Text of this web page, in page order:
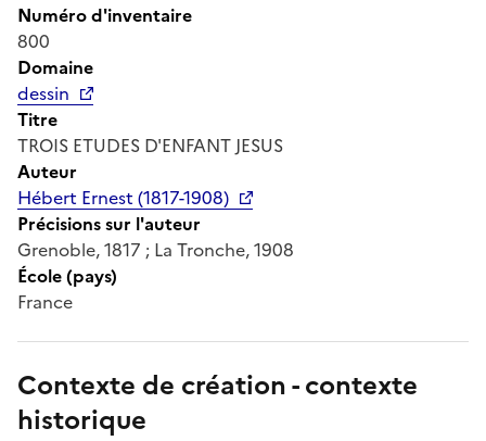
Numéro d'inventaire
800
Domaine
dessin
Titre
TROIS ETUDES D'ENFANT JESUS
Auteur
Hébert Ernest (1817-1908)
Précisions sur l'auteur
Grenoble, 1817 ; La Tronche, 1908
École (pays)
France
Contexte de création - contexte
historique